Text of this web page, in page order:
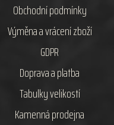
Obchodní podmínky
Výměna a vrácení zboží
GDPR
Doprava a platba
Tabulky velikostí
Kamenná prodejna